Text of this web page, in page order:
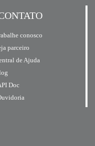
conosco
parceiro
de Ajuda
Doc